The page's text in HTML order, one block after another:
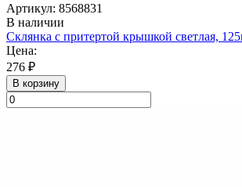
Артикул: 8568831
В наличии
Склянка с притертой крышкой светлая,
Цена:
276 ₽
В корзину